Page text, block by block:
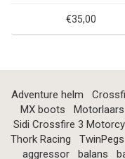
€35,00
Adventure helm
MX boots
Motorlaars
Sidi Crossfire 3
Thork Racing
TwinPegs
aggressor
balans